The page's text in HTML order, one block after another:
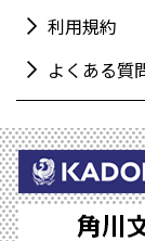
利用規約
よくある質